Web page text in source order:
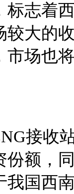
标志着
较大的
市场也
接收站
份额，
我国西